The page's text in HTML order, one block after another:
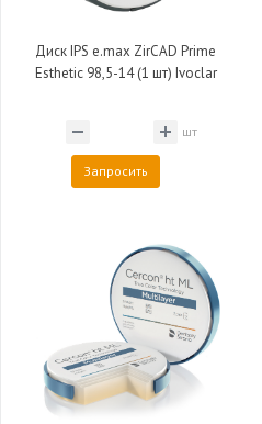
Диск IPS e.max ZirCAD Prime
Esthetic 98,5-14 (1 шт) Ivoclar
шт
Запросить